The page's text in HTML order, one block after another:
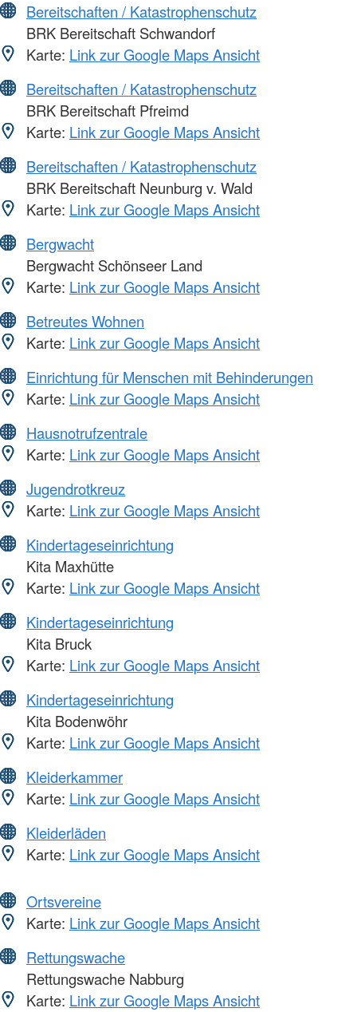
Bereitschaften / Katastrophenschutz
BRK Bereitschaft Schwandorf
Karte: Link zur Google Maps Ansicht
Bereitschaften / Katastrophenschutz
BRK Bereitschaft Pfreimd
Karte: Link zur Google Maps Ansicht
Bereitschaften / Katastrophenschutz
BRK Bereitschaft Neunburg v. Wald
Karte: Link zur Google Maps Ansicht
Bergwacht
Bergwacht Schönseer Land
Karte: Link zur Google Maps Ansicht
Betreutes Wohnen
Karte: Link zur Google Maps Ansicht
Einrichtung für Menschen mit Behinderungen
Karte: Link zur Google Maps Ansicht
Hausnotrufzentrale
Karte: Link zur Google Maps Ansicht
Jugendrotkreuz
Karte: Link zur Google Maps Ansicht
Kindertageseinrichtung
Kita Maxhütte
Karte: Link zur Google Maps Ansicht
Kindertageseinrichtung
Kita Bruck
Karte: Link zur Google Maps Ansicht
Kindertageseinrichtung
Kita Bodenwöhr
Karte: Link zur Google Maps Ansicht
Kleiderkammer
Karte: Link zur Google Maps Ansicht
Kleiderläden
Karte: Link zur Google Maps Ansicht
Ortsvereine
Karte: Link zur Google Maps Ansicht
Rettungswache
Rettungswache Nabburg
Karte: Link zur Google Maps Ansicht